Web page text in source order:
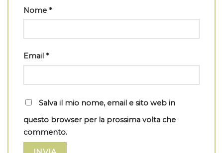
Nome *
Email *
Salva il mio nome, email e sito web in
questo browser per la prossima volta che
commento.